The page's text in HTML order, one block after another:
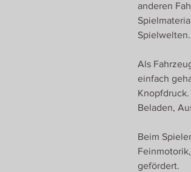
anderen
Spielwelten.
Als
einfach
Beladen,
Beim
gefördert.